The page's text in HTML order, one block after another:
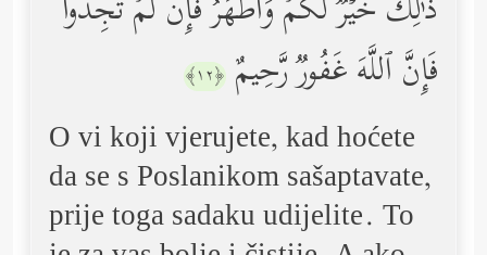
ذَ ٰ⁠لِكَ خَیۡرࣱ لَّكُمۡ وَأَطۡهَرُۚ فَإِن لَّمۡ تَجِدُواْ
فَإِنَّ ٱللَّهَ غَفُورࣱ رَّحِیمٌ ﴿١٢﴾
O vi koji vjerujete, kad hoćete
da se s Poslanikom sašaptavate,
prije toga sadaku udijelite. To